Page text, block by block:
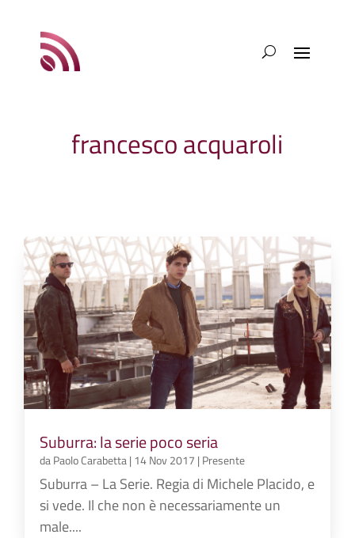
francesco acquaroli
Suburra: la serie poco seria
daPaolo Carabetta| 14 Nov 2017 | Presente
Suburra – La Serie. Regia di Michele Placido, e
si vede. Il che non è necessariamente un
male....